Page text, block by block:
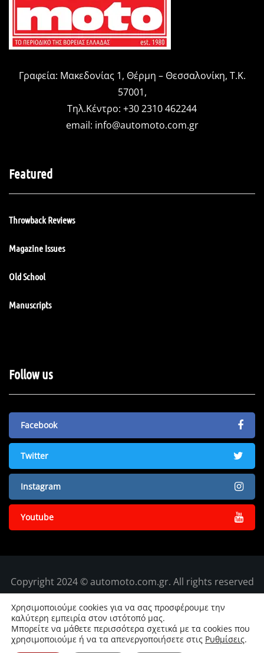
Γραφεία: Μακεδονίας 1, Θέρμη – Θεσσαλονίκη, Τ.Κ.
57001,
Τηλ.Κέντρο: +30 2310 462244
email: info@automoto.com.gr
Featured
Throwback Reviews
Magazine Issues
Old School
Manuscripts
Follow us
Facebook
Twitter
Instagram
Youtube
Copyright 2024 © automoto.com.gr. All rights reserved
Χρησιμοποιούμε cookies για να σας προσφέρουμε την
καλύτερη εμπειρία στον ιστότοπό μας.
Μπορείτε να μάθετε περισσότερα σχετικά με τα cookies που
χρησιμοποιούμε ή να τα απενεργοποιήσετε στις Ρυθμίσεις.